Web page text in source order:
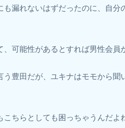
漏れないはずだったのに、自分
可能性があるとすれば男性会員
豊田だが、ユキナはモモから聞
ちらとしても困っちゃうんだよ